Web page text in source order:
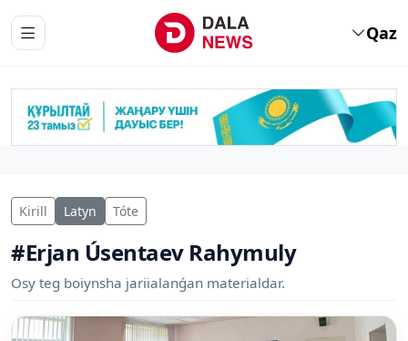
Qaz
Kirill Latyn Tóte
#Erjan Úsentaev Rahymuly
Osy teg boiynsha jariialanǵan materialdar.